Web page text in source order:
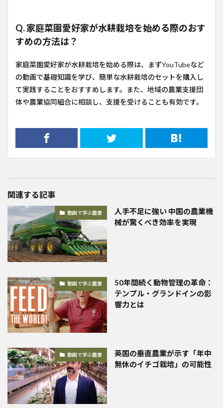
Q. 家庭菜園愛好家が水耕栽培を始める際のおす
すめの方法は？
家庭菜園愛好家が水耕栽培を始める際は、まずYouTubeなど
の動画で基礎知識を学び、簡単な水耕栽培のセットを購入し
て実践することをおすすめします。また、地域の農業支援団
体や農業協同組合に相談し、支援を受けることも有効です。
関連する記事
動画で学ぶ農業
人手不足に強い 中国の農業機
械が驚くべき効率を実現
動画で学ぶ農業
50年間続く動物管理の革命：
テンプル・グランドインの影
響力とは
動画で学ぶ農業
英国の垂直農業が示す「年中
無休のイチゴ栽培」の可能性